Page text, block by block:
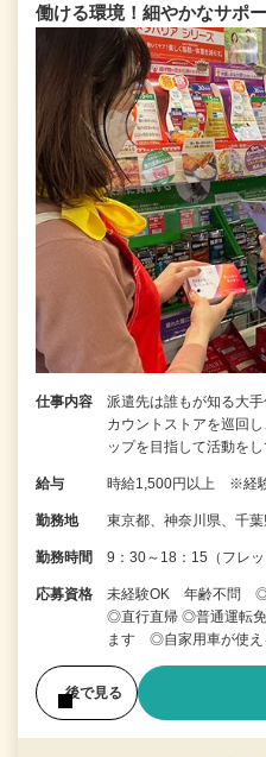
働ける環境！細やかなサポ
仕事内容
派遣先は誰もが知る大
カウントストアを巡回
ップを目指して活動を
給与 時給1,500円以上 ※経
勤務地 東京都、神奈川県、千
勤務時間 9：30～18：15（フレッ
応募資格
未経験OK 年齢不問 ◎
◎直行直帰 ◎普通運転免
ます ◎自家用車が使え
後で見る